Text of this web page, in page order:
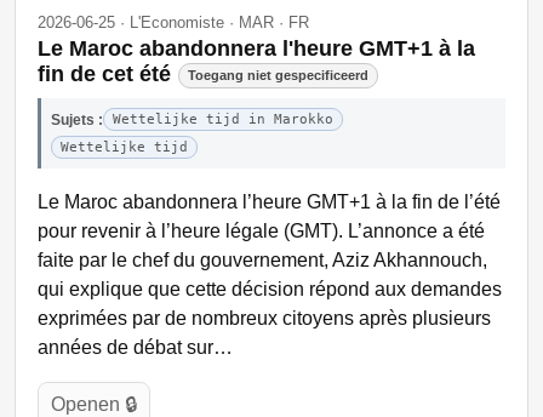
2026-06-25 · L'Economiste · MAR · FR
Le Maroc abandonnera l'heure GMT+1 à la
fin de cet été
Toegang niet gespecificeerd
Sujets :
Wettelijke tijd in Marokko
Wettelijke tijd
Le Maroc abandonnera l’heure GMT+1 à la fin de l’été
pour revenir à l’heure légale (GMT). L’annonce a été
faite par le chef du gouvernement, Aziz Akhannouch,
qui explique que cette décision répond aux demandes
exprimées par de nombreux citoyens après plusieurs
années de débat sur…
Openen 🔒